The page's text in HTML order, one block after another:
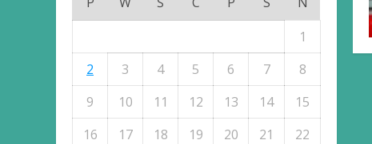
1
2
3 4 5 6 7
8
9
10 11 12 13 14
15
16
17 18 19 20 21
22